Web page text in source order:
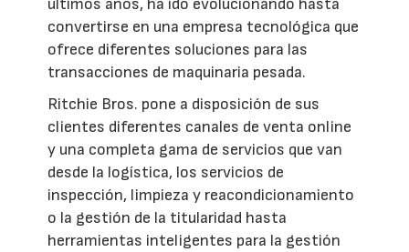
últimos años, ha ido evolucionando hasta
convertirse en una empresa tecnológica que
ofrece diferentes soluciones para las
transacciones de maquinaria pesada.
Ritchie Bros. pone a disposición de sus
clientes diferentes canales de venta online
y una completa gama de servicios que van
desde la logística, los servicios de
inspección, limpieza y reacondicionamiento
o la gestión de la titularidad hasta
herramientas inteligentes para la gestión